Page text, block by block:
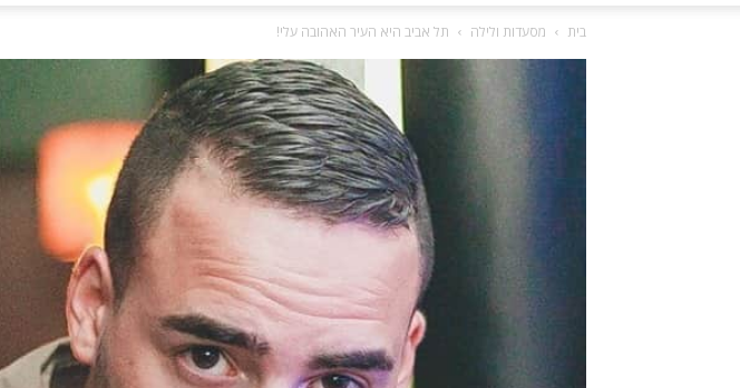
בית מסעדות ולילה תל אביב היא העיר האהובה עלי!